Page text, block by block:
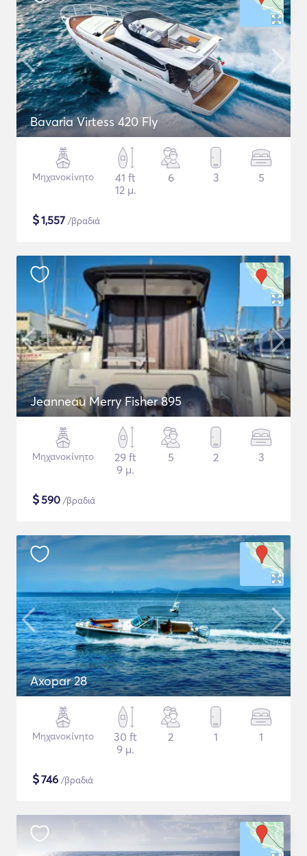
Bavaria Virtess 420 Fly
Μηχανοκίνητο
41 ft
12 μ.
6 3 5
$1,557 /βραδιά
Jeanneau Merry Fisher 895
Μηχανοκίνητο
29 ft
9 μ.
5 2 3
$590 /βραδιά
Axopar 28
Μηχανοκίνητο
30 ft
9 μ.
2 1 1
$746 /βραδιά